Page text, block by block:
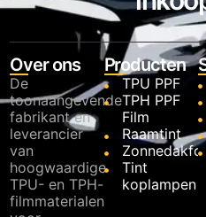
Over ons
De
toonaangevende
fabrikant en
leverancier
van
hoogwaardige
TPU- en TPH-
filmmaterialen
Producten
TPU PPF
TPH PPF
Film
Raamtint
Tint
koplampen